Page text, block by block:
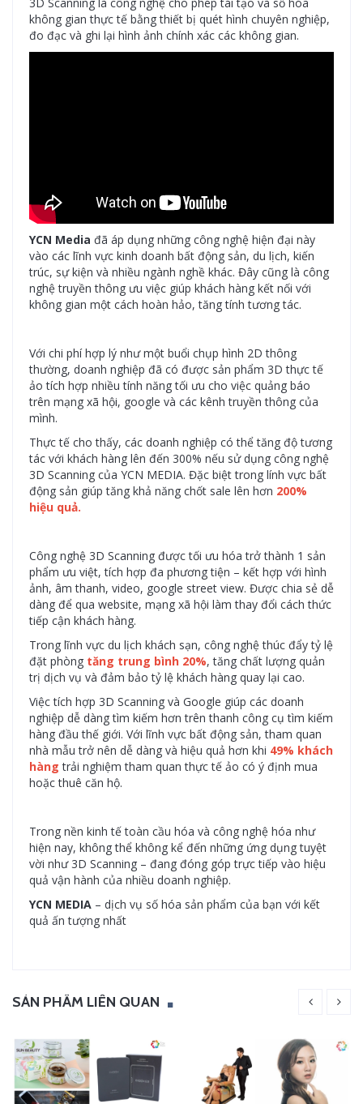
không gian thực tế bằng thiết bị quét hình chuyên nghiệp,
đo đạc và ghi lại hình ảnh chính xác các không gian.
YCN Media đã áp dụng những công nghệ hiện đại này
vào các lĩnh vực kinh doanh bất động sản, du lịch, kiến
trúc, sự kiện và nhiều ngành nghề khác. Đây cũng là công
nghệ truyền thông ưu việc giúp khách hàng kết nối với
không gian một cách hoàn hảo, tăng tính tương tác.
Với chi phí hợp lý như một buổi chụp hình 2D thông
thường, doanh nghiệp đã có được sản phẩm 3D thực tế
ảo tích hợp nhiều tính năng tối ưu cho việc quảng báo
trên mạng xã hội, google và các kênh truyền thông của
mình.
Thực tế cho thấy, các doanh nghiệp có thể tăng độ tương
tác với khách hàng lên đến 300% nếu sử dụng công nghệ
3D Scanning của YCN MEDIA. Đặc biệt trong lính vực bất
động sản giúp tăng khả năng chốt sale lên hơn 200%
hiệu quả.
Công nghệ 3D Scanning được tối ưu hóa trở thành 1 sản
phẩm ưu việt, tích hợp đa phương tiện – kết hợp với hình
ảnh, âm thanh, video, google street view. Được chia sẻ dễ
dàng để qua website, mạng xã hội làm thay đổi cách thức
tiếp cận khách hàng.
Trong lĩnh vực du lịch khách sạn, công nghệ thúc đẩy tỷ lệ
đặt phòng tăng trung bình 20%, tăng chất lượng quản
trị dịch vụ và đảm bảo tỷ lệ khách hàng quay lại cao.
Việc tích hợp 3D Scanning và Google giúp các doanh
nghiệp dễ dàng tìm kiếm hơn trên thanh công cụ tìm kiếm
hàng đầu thế giới. Với lĩnh vực bất động sản, tham quan
nhà mẫu trở nên dễ dàng và hiệu quả hơn khi 49% khách
hàng trải nghiệm tham quan thực tế ảo có ý định mua
hoặc thuê căn hộ.
Trong nền kinh tế toàn cầu hóa và công nghệ hóa như
hiện nay, không thể không kể đến những ứng dụng tuyệt
vời như 3D Scanning – đang đóng góp trực tiếp vào hiệu
quả vận hành của nhiều doanh nghiệp.
YCN MEDIA – dịch vụ số hóa sản phẩm của bạn với kết
quả ấn tượng nhất
SẢN PHẨM LIÊN QUAN